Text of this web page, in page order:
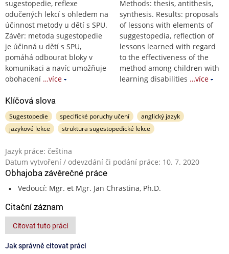
sugestopedie, reflexe
odučených lekcí s ohledem na
účinnost metody u dětí s SPU.
Závěr: metoda sugestopedie
je účinná u dětí s SPU,
pomáhá odbourat bloky v
komunikaci a navíc umožňuje
obohacení …více
Methods: thesis, antithesis,
synthesis. Results: proposals
of lessons with elements of
suggestopedia, reflection of
lessons learned with regard
to the effectiveness of the
method among children with
learning disabilities …více
Klíčová slova
Sugestopedie specifické poruchy učení
anglický jazyk
jazykové lekce
struktura sugestopedické lekce
Jazyk práce: čeština
Datum vytvoření / odevzdání či podání práce: 10. 7. 2020
Obhajoba závěrečné práce
Vedoucí: Mgr. et Mgr. Jan Chrastina, Ph.D.
Citační záznam
Citovat tuto práci
Jak správně citovat práci